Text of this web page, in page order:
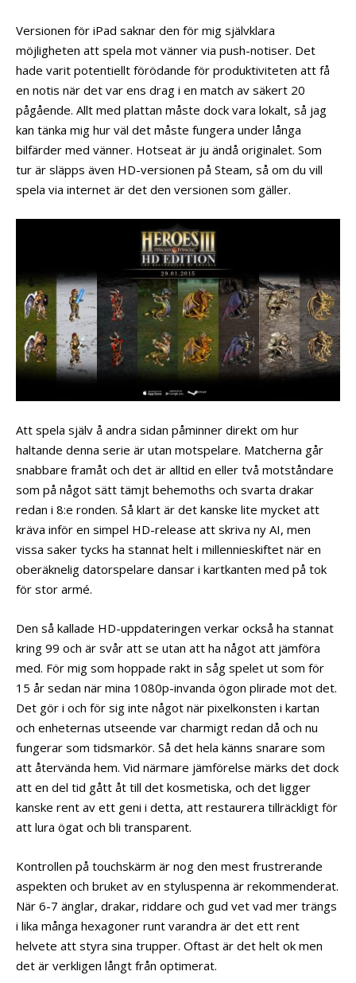
Versionen för iPad saknar den för mig självklara
möjligheten att spela mot vänner via push-notiser. Det
hade varit potentiellt förödande för produktiviteten att få
en notis när det var ens drag i en match av säkert 20
pågående. Allt med plattan måste dock vara lokalt, så jag
kan tänka mig hur väl det måste fungera under långa
bilfärder med vänner. Hotseat är ju ändå originalet. Som
tur är släpps även HD-versionen på Steam, så om du vill
spela via internet är det den versionen som gäller.
Att spela själv å andra sidan påminner direkt om hur
haltande denna serie är utan motspelare. Matcherna går
snabbare framåt och det är alltid en eller två motståndare
som på något sätt tämjt behemoths och svarta drakar
redan i 8:e ronden. Så klart är det kanske lite mycket att
kräva inför en simpel HD-release att skriva ny AI, men
vissa saker tycks ha stannat helt i millennieskiftet när en
oberäknelig datorspelare dansar i kartkanten med på tok
för stor armé.
Den så kallade HD-uppdateringen verkar också ha stannat
kring 99 och är svår att se utan att ha något att jämföra
med. För mig som hoppade rakt in såg spelet ut som för
15 år sedan när mina 1080p-invanda ögon plirade mot det.
Det gör i och för sig inte något när pixelkonsten i kartan
och enheternas utseende var charmigt redan då och nu
fungerar som tidsmarkör. Så det hela känns snarare som
att återvända hem. Vid närmare jämförelse märks det dock
att en del tid gått åt till det kosmetiska, och det ligger
kanske rent av ett geni i detta, att restaurera tillräckligt för
att lura ögat och bli transparent.
Kontrollen på touchskärm är nog den mest frustrerande
aspekten och bruket av en styluspenna är rekommenderat.
När 6-7 änglar, drakar, riddare och gud vet vad mer trängs
i lika många hexagoner runt varandra är det ett rent
helvete att styra sina trupper. Oftast är det helt ok men
det är verkligen långt från optimerat.